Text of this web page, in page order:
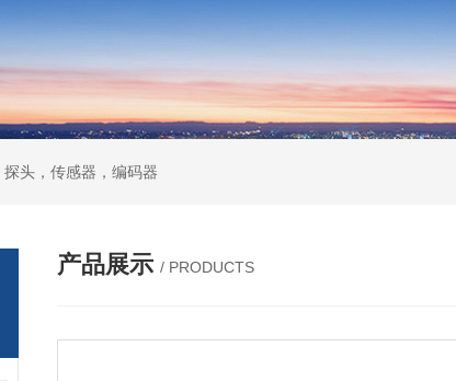
头，传感器，编码器
产品展示 / PRODUCTS